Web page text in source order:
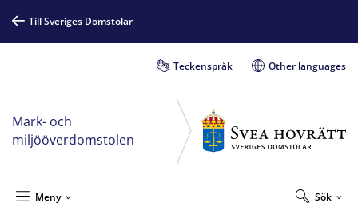
Till Sveriges Domstolar
Teckenspråk Other languages
Mark- och
miljööverdomstolen
Sök
Meny